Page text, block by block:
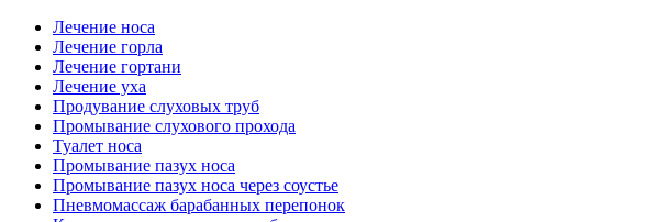
Лечение носа
Лечение горла
Лечение гортани
Лечение уха
Продувание слуховых труб
Промывание слухового прохода
Туалет носа
Промывание пазух носа
Промывание пазух носа через соустье
Пневмомассаж барабанных перепонок